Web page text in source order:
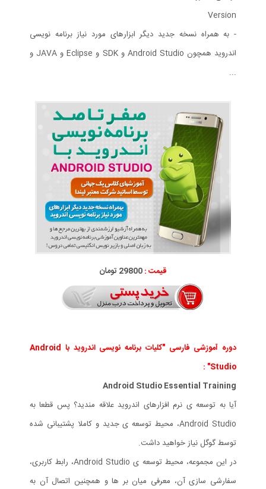
Version
- به همراه نسخه جدید دیگر ابزارهای مورد نیاز برنامه نویسی
اندروید همچون Android Studio و SDK و Eclipse و JAVA و
...
قیمت :29800 تومان
دوره آموزشی فارسی "کلیات برنامه نویسی اندروید با Android
Studio" :
Android Studio Essential Training
آیا به توسعه ی نرم افزارهای اندروید علاقه مندید؟ پس قطعا به
Android Studio، محیط توسعه ی جدید و کاملا پشتیبانی شده
توسط گوگل نیاز خواهید داشت.
در این مجموعه، محیط توسعه ی Android Studio، رابط کاربری،
سفارشی سازی آن، معرفی میان بر ها و همچنین اتصال آن به